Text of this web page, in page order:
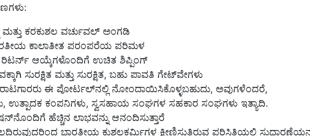
ಮತ್ತು ಕರಕುಶಲ ವರ್ಚುವಲ್ ಅಂಗಡಿ
ಕಾಲಾತೀತ ಪರಂಪರೆಯ ಪರಿಮಳ
ರಿಟರ್ನ್ ಆಯ್ಕೆಗಳೊಂದಿಗೆ ಉಚಿತ ಶಿಪ್ಪಿಂಗ್
ಸುರಕ್ಷಿತ ಮತ್ತು ಸುರಕ್ಷಿತ, ಬಹು ಪಾವತಿ ಗೇಟ್‌ವೇಗಳು
ಈ ಪೋರ್ಟಲ್‌ನಲ್ಲಿ ನೋಂದಾಯಿಸಿಕೊಳ್ಳಬಹುದು, ಅವುಗಳೆಂದರೆ,
ಉತ್ಪಾದಕ ಕಂಪನಿಗಳು, ಸ್ವಸಹಾಯ ಸಂಘಗಳ ಸಹಕಾರ ಸಂಘಗಳು ಇತ್ಯಾದಿ.
ಹೆಚ್ಚಿನ ಲಾಭವನ್ನು ಆನಂದಿಸುತ್ತಾರೆ
ಭಾರತೀಯ ಕುಶಲಕರ್ಮಿಗಳ ಕ್ಷೀಣಿಸುತ್ತಿರುವ ಪರಿಸ್ಥಿತಿಯಲ್ಲಿ ಸುಧಾರಣೆಯನ್ನು